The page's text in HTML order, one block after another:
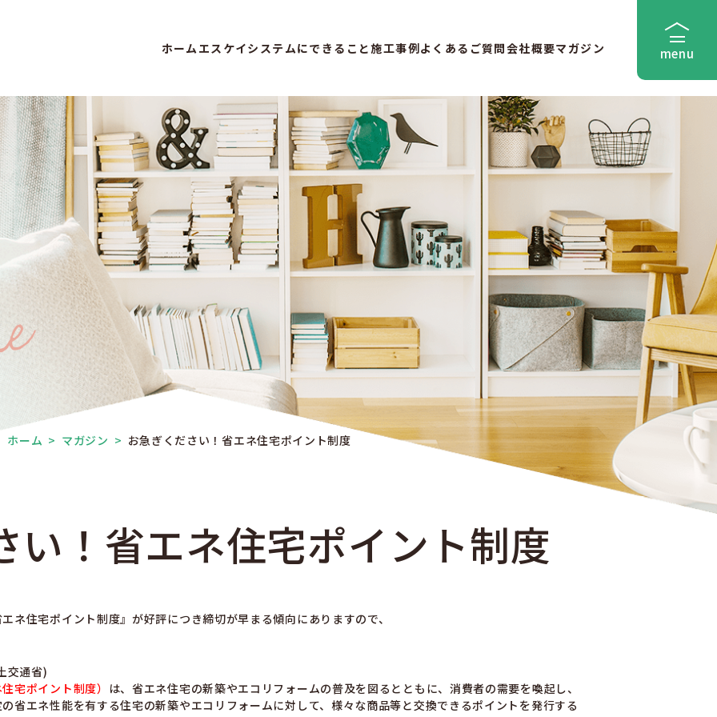
ホーム エスケイシステムにできること施工事例よくあるご質問会社概要マガジン menu
ホーム > マガジン > お急ぎください！省エネ住宅ポイント制度
い！省エネ住宅ポイント制度
ネ住宅ポイント制度』が好評につき締切が早まる傾向にありますので、
交通省)
宅ポイント制度） は、省エネ住宅の新築やエコリフォームの普及を図るとともに、消費者の需要を喚起し、
省エネ性能を有する住宅の新築やエコリフォームに対して、様々な商品等と交換できるポイントを発行する